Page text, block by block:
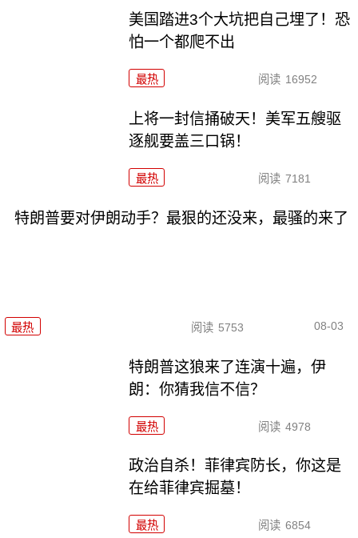
美国踏进3个大坑把自己埋了！恐
怕一个都爬不出
最热 阅读 16952
上将一封信捅破天！美军五艘驱
逐舰要盖三口锅！
最热 阅读 7181
特朗普要对伊朗动手？最狠的还没来，最骚的来了
最热 阅读 5753 08-03
特朗普这狼来了连演十遍，伊
朗：你猜我信不信？
最热 阅读 4978
政治自杀！菲律宾防长，你这是
在给菲律宾掘墓！
最热 阅读 6854